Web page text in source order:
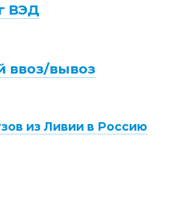
ВЭД
ввоз/вывоз
из Ливии в Россию